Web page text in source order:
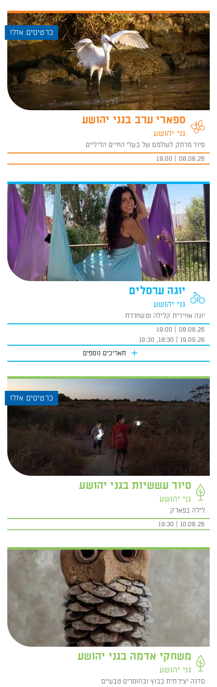
סיור עששיות בגני יהושע
גני יהושע
לילה בפארק
10.08.26 | 19:30
כרטיסים אזלו
משחקי אדמה בגני יהושע
גני יהושע
סדנה יצירתית בבוץ ובחומרים טבעיים
ספארי ערב בגני יהושע
גני יהושע
סיור מרתק לעולמם של בעלי החיים הליליים
08.08.26 | 19:00
כרטיסים אזלו
יוגה ערסלים
גני יהושע
יוגה אווירית קלילה ומשחררת
08.08.26 | 19:00
19.09.26 | 18:30, 19:30
תאריכים נוספים